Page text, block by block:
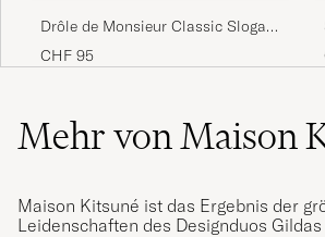
Drôle de Monsieur Classic Slogan
T-Shirt Dark Green
CHF 95
Mehr von Maison
Maison Kitsuné ist das Ergebnis der
Leidenschaften des Designduos